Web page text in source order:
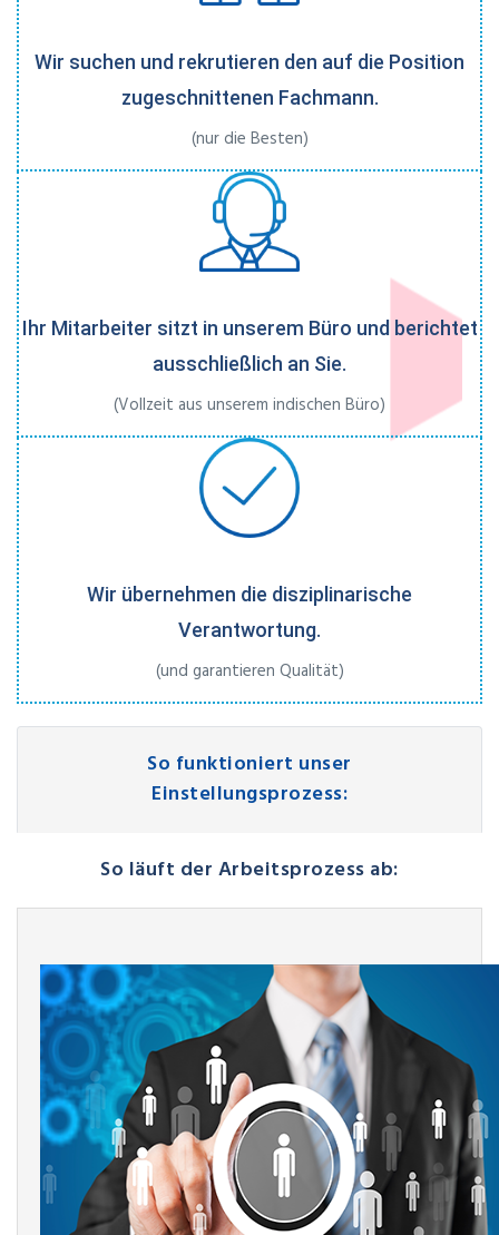
Wir suchen und rekrutieren den auf die Position
zugeschnittenen Fachmann.
(nur die Besten)
Ihr Mitarbeiter sitzt in unserem Büro und berichtet
ausschließlich an Sie.
(Vollzeit aus unserem indischen Büro)
Wir übernehmen die disziplinarische
Verantwortung.
(und garantieren Qualität)
So funktioniert unser
Einstellungsprozess:
So läuft der Arbeitsprozess ab: